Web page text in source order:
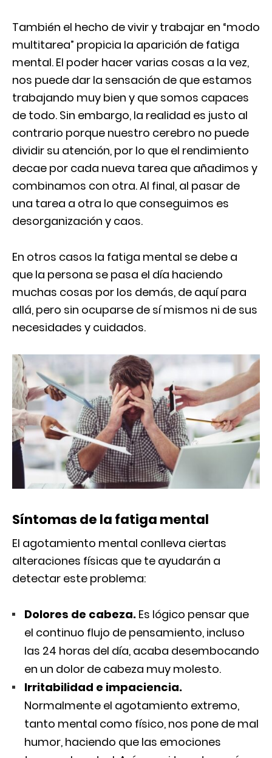
También el hecho de vivir y trabajar en “modo
multitarea” propicia la aparición de fatiga
mental. El poder hacer varias cosas a la vez,
nos puede dar la sensación de que estamos
trabajando muy bien y que somos capaces
de todo. Sin embargo, la realidad es justo al
contrario porque nuestro cerebro no puede
dividir su atención, por lo que el rendimiento
decae por cada nueva tarea que añadimos y
combinamos con otra. Al final, al pasar de
una tarea a otra lo que conseguimos es
desorganización y caos.
En otros casos la fatiga mental se debe a
que la persona se pasa el día haciendo
muchas cosas por los demás, de aquí para
allá, pero sin ocuparse de sí mismos ni de sus
necesidades y cuidados.
Síntomas de la fatiga mental
El agotamiento mental conlleva ciertas
alteraciones físicas que te ayudarán a
detectar este problema:
Dolores de cabeza. Es lógico pensar que
el continuo flujo de pensamiento, incluso
las 24 horas del día, acaba desembocando
en un dolor de cabeza muy molesto.
Irritabilidad e impaciencia.
Normalmente el agotamiento extremo,
tanto mental como físico, nos pone de mal
humor, haciendo que las emociones